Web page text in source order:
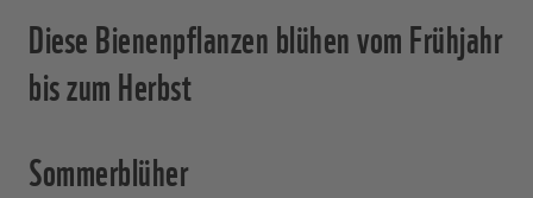
Diese Bienenpflanzen blühen vom Frühjahr
bis zum Herbst
Sommerblüher